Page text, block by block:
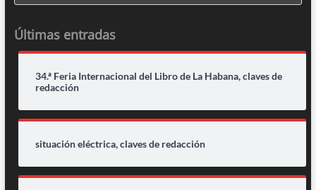
Últimas entradas
34.ª Feria Internacional del Libro de La Habana, claves de
redacción
situación eléctrica, claves de redacción